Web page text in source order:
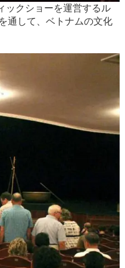
ックショーを運営するル
通して、ベトナムの文化